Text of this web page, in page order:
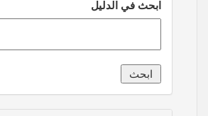
ابحث في الدليل